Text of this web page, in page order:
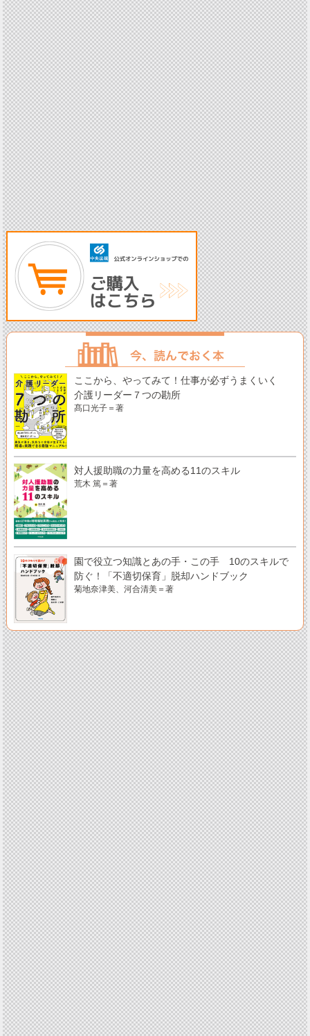
ここから、やってみて！仕事が必ずうまくいく
介護リーダー７つの勘所
髙口光子＝著
対人援助職の力量を高める11のスキル
荒木 篤＝著
園で役立つ知識とあの手・この手 10のスキルで
防ぐ！「不適切保育」脱却ハンドブック
菊地奈津美、河合清美＝著